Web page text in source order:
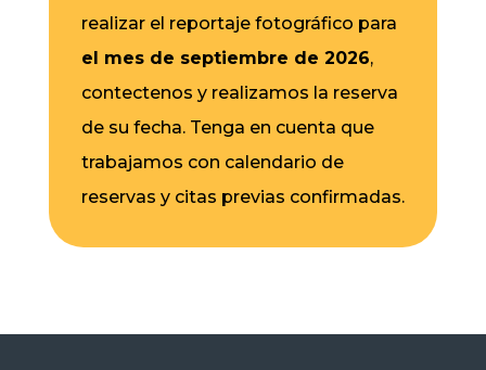
realizar el reportaje fotográfico para
el mes de septiembre de 2026,
contectenos y realizamos la reserva
de su fecha. Tenga en cuenta que
trabajamos con calendario de
reservas y citas previas confirmadas.